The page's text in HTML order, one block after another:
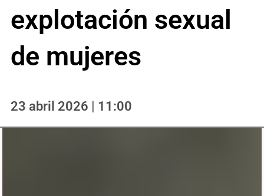
explotación sexual
de mujeres
23 abril 2026 | 11:00